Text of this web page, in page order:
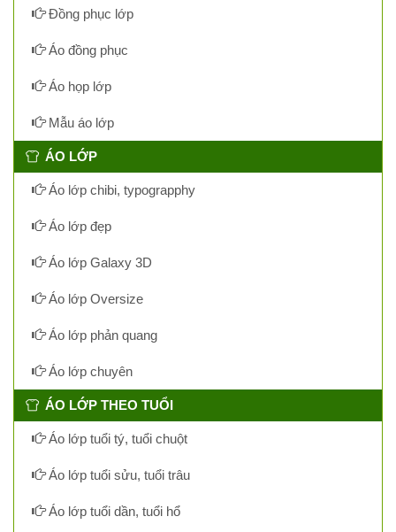
Đồng phục lớp
Áo đồng phục
Áo họp lớp
Mẫu áo lớp
ÁO LỚP
Áo lớp chibi, typograpphy
Áo lớp đẹp
Áo lớp Galaxy 3D
Áo lớp Oversize
Áo lớp phản quang
Áo lớp chuyên
ÁO LỚP THEO TUỔI
Áo lớp tuổi tý, tuổi chuột
Áo lớp tuổi sửu, tuổi trâu
Áo lớp tuổi dần, tuổi hổ